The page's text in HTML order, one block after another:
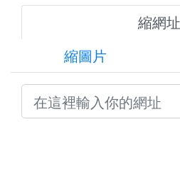
縮網址
縮圖片